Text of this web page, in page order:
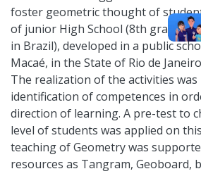
foster geometric thought of
of junior High School (8th grade of
in Brazil), developed in a public
Macaé, in the State of Rio de
The realization of the activities was
identification of competences in
direction of learning. A pre-test to
level of students was applied on
teaching of Geometry was
resources as Tangram, Geoboard,